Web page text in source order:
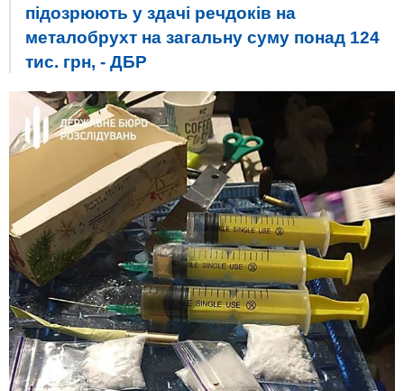
підозрюють у здачі речдоків на
металобрухт на загальну суму понад 124
тис. грн, - ДБР